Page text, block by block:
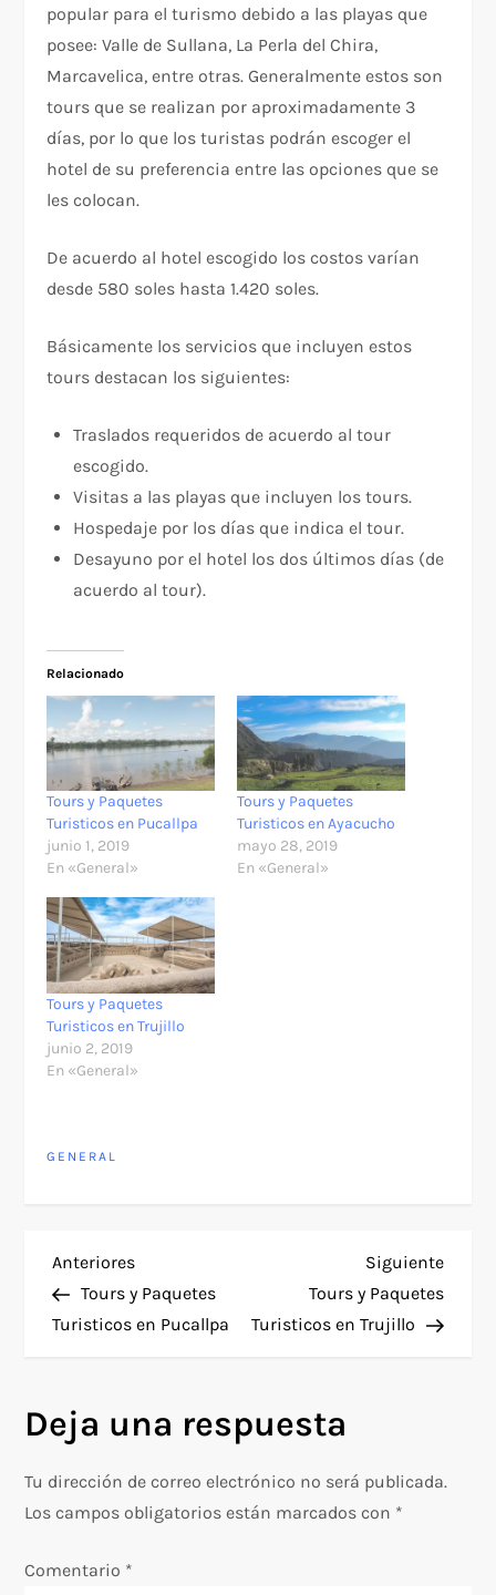
popular para el turismo debido a las playas que
posee: Valle de Sullana, La Perla del Chira,
Marcavelica, entre otras. Generalmente estos son
tours que se realizan por aproximadamente 3
días, por lo que los turistas podrán escoger el
hotel de su preferencia entre las opciones que se
les colocan.
De acuerdo al hotel escogido los costos varían
desde 580 soles hasta 1.420 soles.
Básicamente los servicios que incluyen estos
tours destacan los siguientes:
Traslados requeridos de acuerdo al tour
escogido.
Visitas a las playas que incluyen los tours.
Hospedaje por los días que indica el tour.
Desayuno por el hotel los dos últimos días (de
acuerdo al tour).
Relacionado
Tours y Paquetes
Turisticos en Pucallpa
junio 1, 2019
En «General»
Tours y Paquetes
Turisticos en Ayacucho
mayo 28, 2019
En «General»
Tours y Paquetes
Turisticos en Trujillo
junio 2, 2019
En «General»
GENERAL
N
a
e
g
a
c
Entrada
anterior
Anteriores
Tours y Paquetes
Turisticos en Pucallpa
Siguiente
Tours y Paquetes
Turisticos en Trujillo
Deja una respuesta
Tu dirección de correo electrónico no será publicada.
Los campos obligatorios están marcados con *
Comentario *